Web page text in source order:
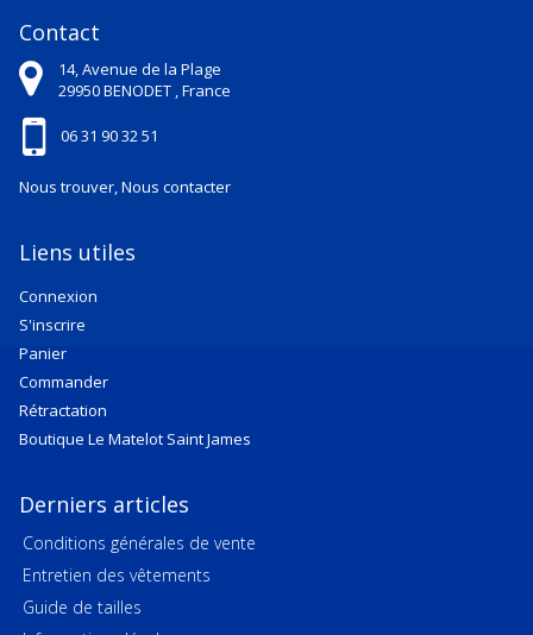
Contact
14, Avenue de la Plage
29950BENODET ,France
06 31 90 32 51
Nous trouver, Nous contacter
Liens utiles
Connexion
S'inscrire
Panier
Commander
Rétractation
Boutique Le Matelot Saint James
Derniers articles
Conditions générales de vente
Entretien des vêtements
Guide de tailles